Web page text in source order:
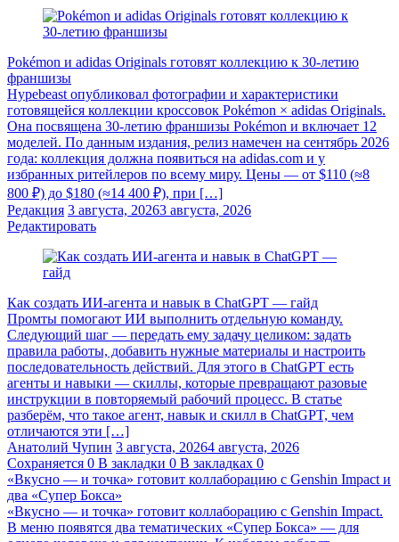
Pokémon и adidas Originals готовят коллекцию к 30-летию
франшизы
Hypebeast опубликовал фотографии и характеристики
готовящейся коллекции кроссовок Pokémon × adidas Originals.
Она посвящена 30-летию франшизы Pokémon и включает 12
моделей. По данным издания, релиз намечен на сентябрь 2026
года: коллекция должна появиться на adidas.com и у
избранных ритейлеров по всему миру. Цены — от $110 (≈8
800 ₽) до $180 (≈14 400 ₽), при […]
Редакция 3 августа, 20263 августа, 2026
Редактировать
Как создать ИИ-агента и навык в ChatGPT — гайд
Промты помогают ИИ выполнить отдельную команду.
Следующий шаг — передать ему задачу целиком: задать
правила работы, добавить нужные материалы и настроить
последовательность действий. Для этого в ChatGPT есть
агенты и навыки — скиллы, которые превращают разовые
инструкции в повторяемый рабочий процесс. В статье
разберём, что такое агент, навык и скилл в ChatGPT, чем
отличаются эти […]
Анатолий Чупин 3 августа, 20264 августа, 2026
Сохраняется 0 В закладки 0 В закладках 0
«Вкусно — и точка» готовит коллаборацию с Genshin Impact и
два «Супер Бокса»
«Вкусно — и точка» готовит коллаборацию с Genshin Impact.
В меню появятся два тематических «Супер Бокса» — для